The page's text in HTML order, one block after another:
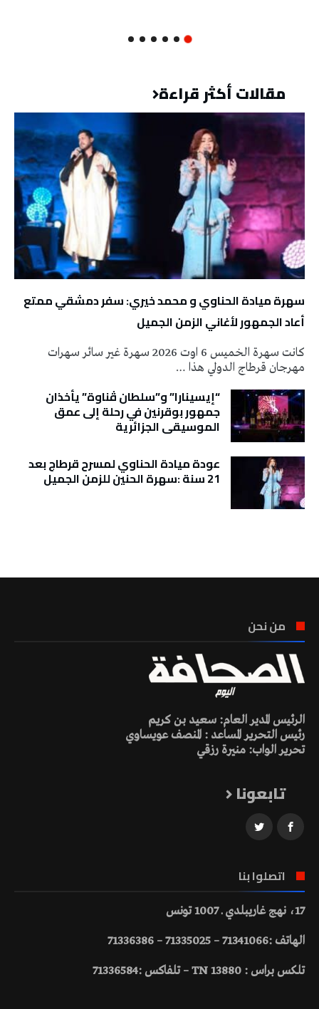
مقالات أكثر قراءة
سهرة ميادة الحناوي و محمد خيري: سفر دمشقي ممتع
أعاد الجمهور لأغاني الزمن الجميل
كانت سهرة الخميس 6 اوت 2026 سهرة غير سائر سهرات
مهرجان قرطاج الدولي هذا …
“إيسينارا” و”سلطان ڤناوة” يأخذان
جمهور بوقرنين في رحلة إلى عمق
الموسيقى الجزائرية
عودة ميادة الحناوي لمسرح قرطاج بعد
21 سنة :سهرة الحنين للزمن الجميل
من نحن
الرئيس المدير العام: سعيد بن كريم
رئيس التحرير المساعد : المنصف عويساوي
تحرير الواب: منيرة رزقي
تابعونا
اتصلوا بنا
17، نهج غاريبلدي ـ 1007 تونس
الهاتف :71341066 – 71335025 – 71336386
تلكس براس : 13880 TN – تلفاكس :71336584